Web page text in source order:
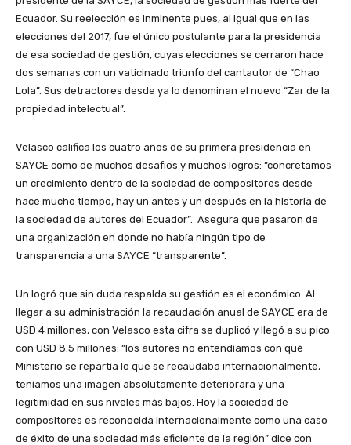
Ecuador. Su reelección es inminente pues, al igual que en las
elecciones del 2017, fue el único postulante para la presidencia
de esa sociedad de gestión, cuyas elecciones se cerraron hace
dos semanas con un vaticinado triunfo del cantautor de “Chao
Lola”. Sus detractores desde ya lo denominan el nuevo “Zar de la
propiedad intelectual”.
Velasco califica los cuatro años de su primera presidencia en
SAYCE como de muchos desafíos y muchos logros: “concretamos
un crecimiento dentro de la sociedad de compositores desde
hace mucho tiempo, hay un antes y un después en la historia de
la sociedad de autores del Ecuador”. Asegura que pasaron de
una organización en donde no había ningún tipo de
transparencia a una SAYCE “transparente”.
Un logró que sin duda respalda su gestión es el económico. Al
llegar a su administración la recaudación anual de SAYCE era de
USD 4 millones, con Velasco esta cifra se duplicó y llegó a su pico
con USD 8.5 millones: “los autores no entendíamos con qué
Ministerio se repartía lo que se recaudaba internacionalmente,
teníamos una imagen absolutamente deteriorara y una
legitimidad en sus niveles más bajos. Hoy la sociedad de
compositores es reconocida internacionalmente como una caso
de éxito de una sociedad más eficiente de la región” dice con